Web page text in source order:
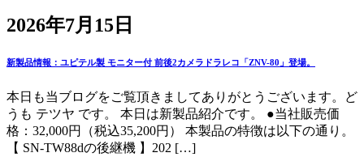
2026年7月15日
新製品情報：ユピテル製 モニター付 前後2カメラドラレコ「ZNV-80」登場。
本日も当ブログをご覧頂きましてありがとうございます。ど
うも テツヤ です。 本日は新製品紹介です。 ●当社販売価
格：32,000円（税込35,200円） 本製品の特徴は以下の通り。
【 SN-TW88dの後継機 】202 […]